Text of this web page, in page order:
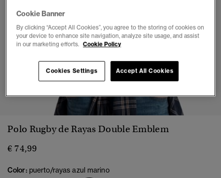
Polo Rugby de Rayas Double Emblem
€ 74,99
Color: puerto/rayas azul marino
Cookie Banner
By clicking “Accept All Cookies”, you agree to the storing of cookies on
your device to enhance site navigation, analyze site usage, and assist
in our marketing efforts. Cookie Policy
Accept All Cookies
Cookies Settings